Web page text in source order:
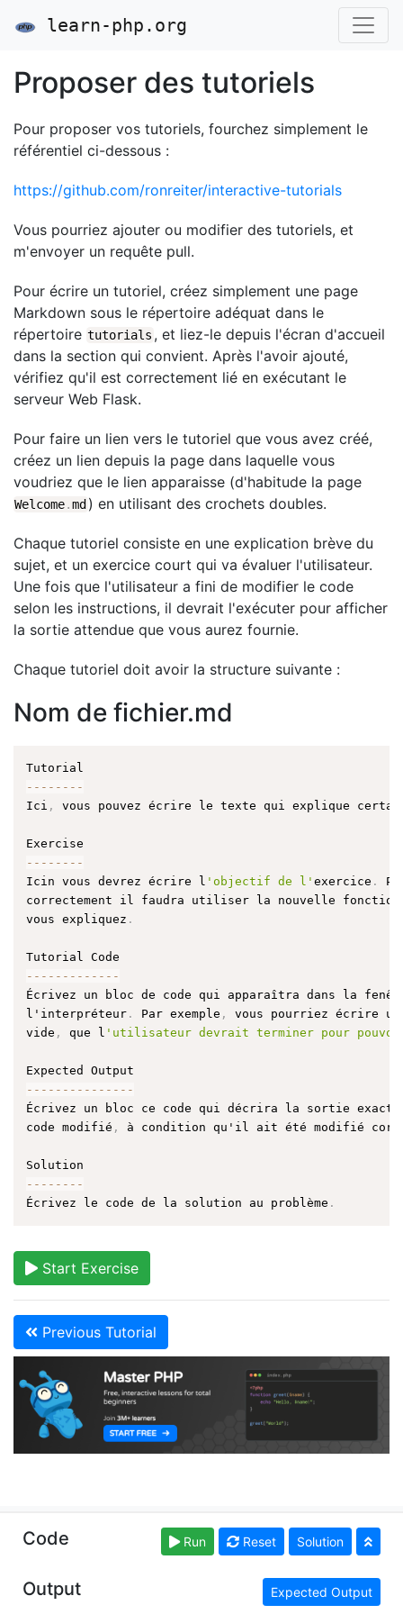
learn-php.org
Proposer des tutoriels
Pour proposer vos tutoriels, fourchez simplement le
référentiel ci-dessous :
https://github.com/ronreiter/interactive-tutorials
Vous pourriez ajouter ou modifier des tutoriels, et
m'envoyer un requête pull.
Pour écrire un tutoriel, créez simplement une page
Markdown sous le répertoire adéquat dans le
répertoire tutorials , et liez-le depuis l'écran d'accueil
dans la section qui convient. Après l'avoir ajouté,
vérifiez qu'il est correctement lié en exécutant le
serveur Web Flask.
Pour faire un lien vers le tutoriel que vous avez créé,
créez un lien depuis la page dans laquelle vous
voudriez que le lien apparaisse (d'habitude la page
Welcome.md ) en utilisant des crochets doubles.
Chaque tutoriel consiste en une explication brève du
sujet, et un exercice court qui va évaluer l'utilisateur.
Une fois que l'utilisateur a fini de modifier le code
selon les instructions, il devrait l'exécuter pour afficher
la sortie attendue que vous aurez fournie.
Chaque tutoriel doit avoir la structure suivante :
Nom de fichier.md
-- -- -- --
Ici , vous pouvez écrire le texte qui explique
-- -- -- --
Icin vous devrez écrire l 'objectif de l'exercice .
correctement il faudra utiliser la nouvelle
vous expliquez .
-- -- -- -- -- -- -
Écrivez un bloc de code qui apparaîtra dans la
l'interpréteur . Par exemple ,
vous pourriez écrire
vide , que l 'utilisateur devrait terminer pour
-- -- -- -- -- -- -- -
Écrivez un bloc ce code qui décrira la sortie exacte
code modifié , à condition qu'il ait été modifié
-- -- -- --
Écrivez le code de la solution au problème .
Start Exercise
Previous Tutorial
Copyright © learn-php.org. Read our Terms of Use
andPrivacy Policy
Code Run Reset Solution
Output Expected Output